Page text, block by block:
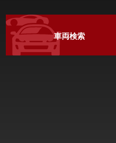
車両検索